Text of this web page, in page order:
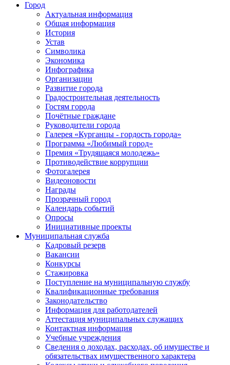
Город
Актуальная информация
Общая информация
История
Устав
Символика
Экономика
Инфографика
Организации
Развитие города
Градостроительная деятельность
Гостям города
Почётные граждане
Руководители города
Галерея «Курганцы - гордость города»
Программа «Любимый город»
Премия «Трудящаяся молодежь»
Противодействие коррупции
Фотогалерея
Видеоновости
Награды
Прозрачный город
Календарь событий
Опросы
Инициативные проекты
Муниципальная служба
Кадровый резерв
Вакансии
Конкурсы
Стажировка
Поступление на муниципальную службу
Квалификационные требования
Законодательство
Информация для работодателей
Аттестация муниципальных служащих
Контактная информация
Учебные учреждения
Сведения о доходах, расходах, об имуществе и
обязательствах имущественного характера